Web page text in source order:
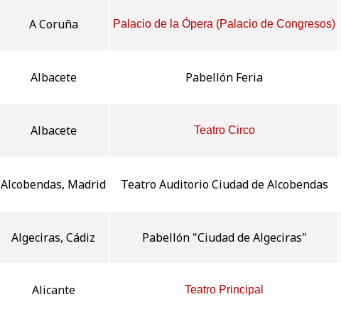
A Coruña Palacio de la Ópera (Palacio de Congresos)
Albacete Pabellón Feria
Albacete Teatro Circo
Alcobendas, Madrid Teatro Auditorio Ciudad de Alcobendas
Algeciras, Cádiz Pabellón "Ciudad de Algeciras"
Alicante Teatro Principal